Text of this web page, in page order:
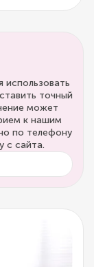
точный
может
к нашим
по телефону
с сайта.